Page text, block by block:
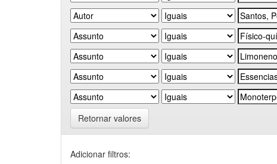
Retornar valores
Adicionar filtros: